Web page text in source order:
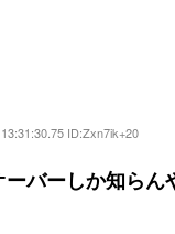
ID:Zxn7ik+20
バーしか知らん